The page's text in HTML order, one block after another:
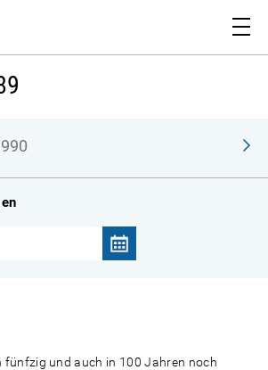
fünfzig und auch in 100 Jahren noch